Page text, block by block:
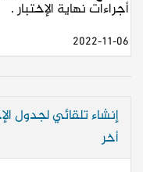
أجراءات نهاية الإختبار .
2022-11-06
إنشاء تلقائي لجدول
أخر